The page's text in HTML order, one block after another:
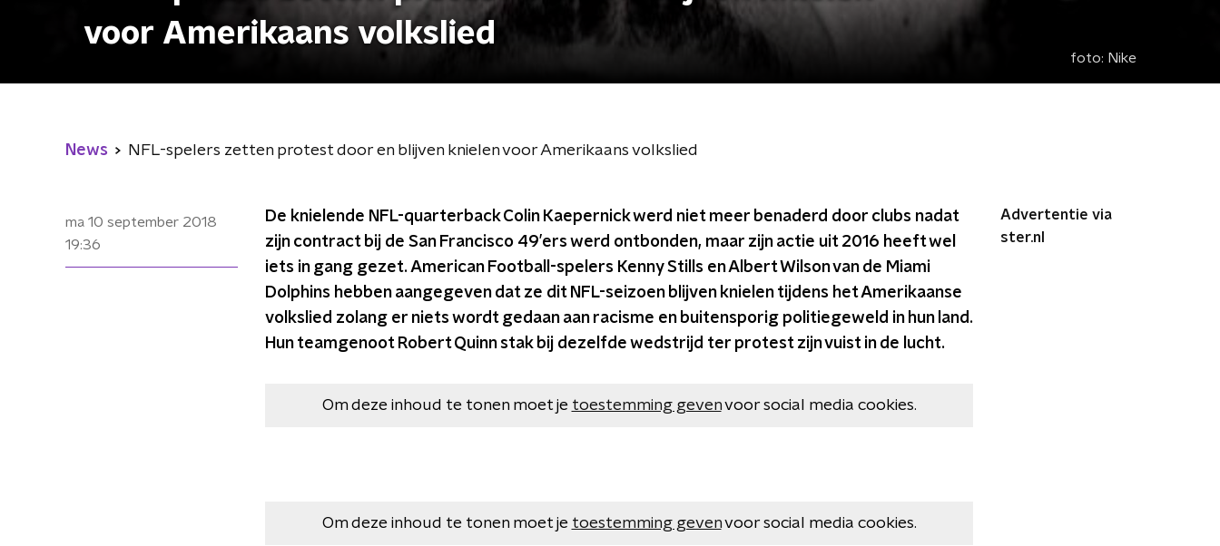
voor Amerikaans volkslied
foto: Nike
News NFL-spelers zetten protest door en blijven knielen voor Amerikaans volkslied
ma 10 september 2018
19:36
De knielende NFL-quarterback Colin Kaepernick werd niet meer benaderd door clubs nadat
zijn contract bij de San Francisco 49’ers werd ontbonden, maar zijn actie uit 2016 heeft wel
iets in gang gezet. American Football-spelers Kenny Stills en Albert Wilson van de Miami
Dolphins hebben aangegeven dat ze dit NFL-seizoen blijven knielen tijdens het Amerikaanse
volkslied zolang er niets wordt gedaan aan racisme en buitensporig politiegeweld in hun land.
Hun teamgenoot Robert Quinn stak bij dezelfde wedstrijd ter protest zijn vuist in de lucht.
Om deze inhoud te tonen moet je toestemming gevenvoor social media cookies.
Om deze inhoud te tonen moet je toestemming gevenvoor social media cookies.
Advertentie via
ster.nl